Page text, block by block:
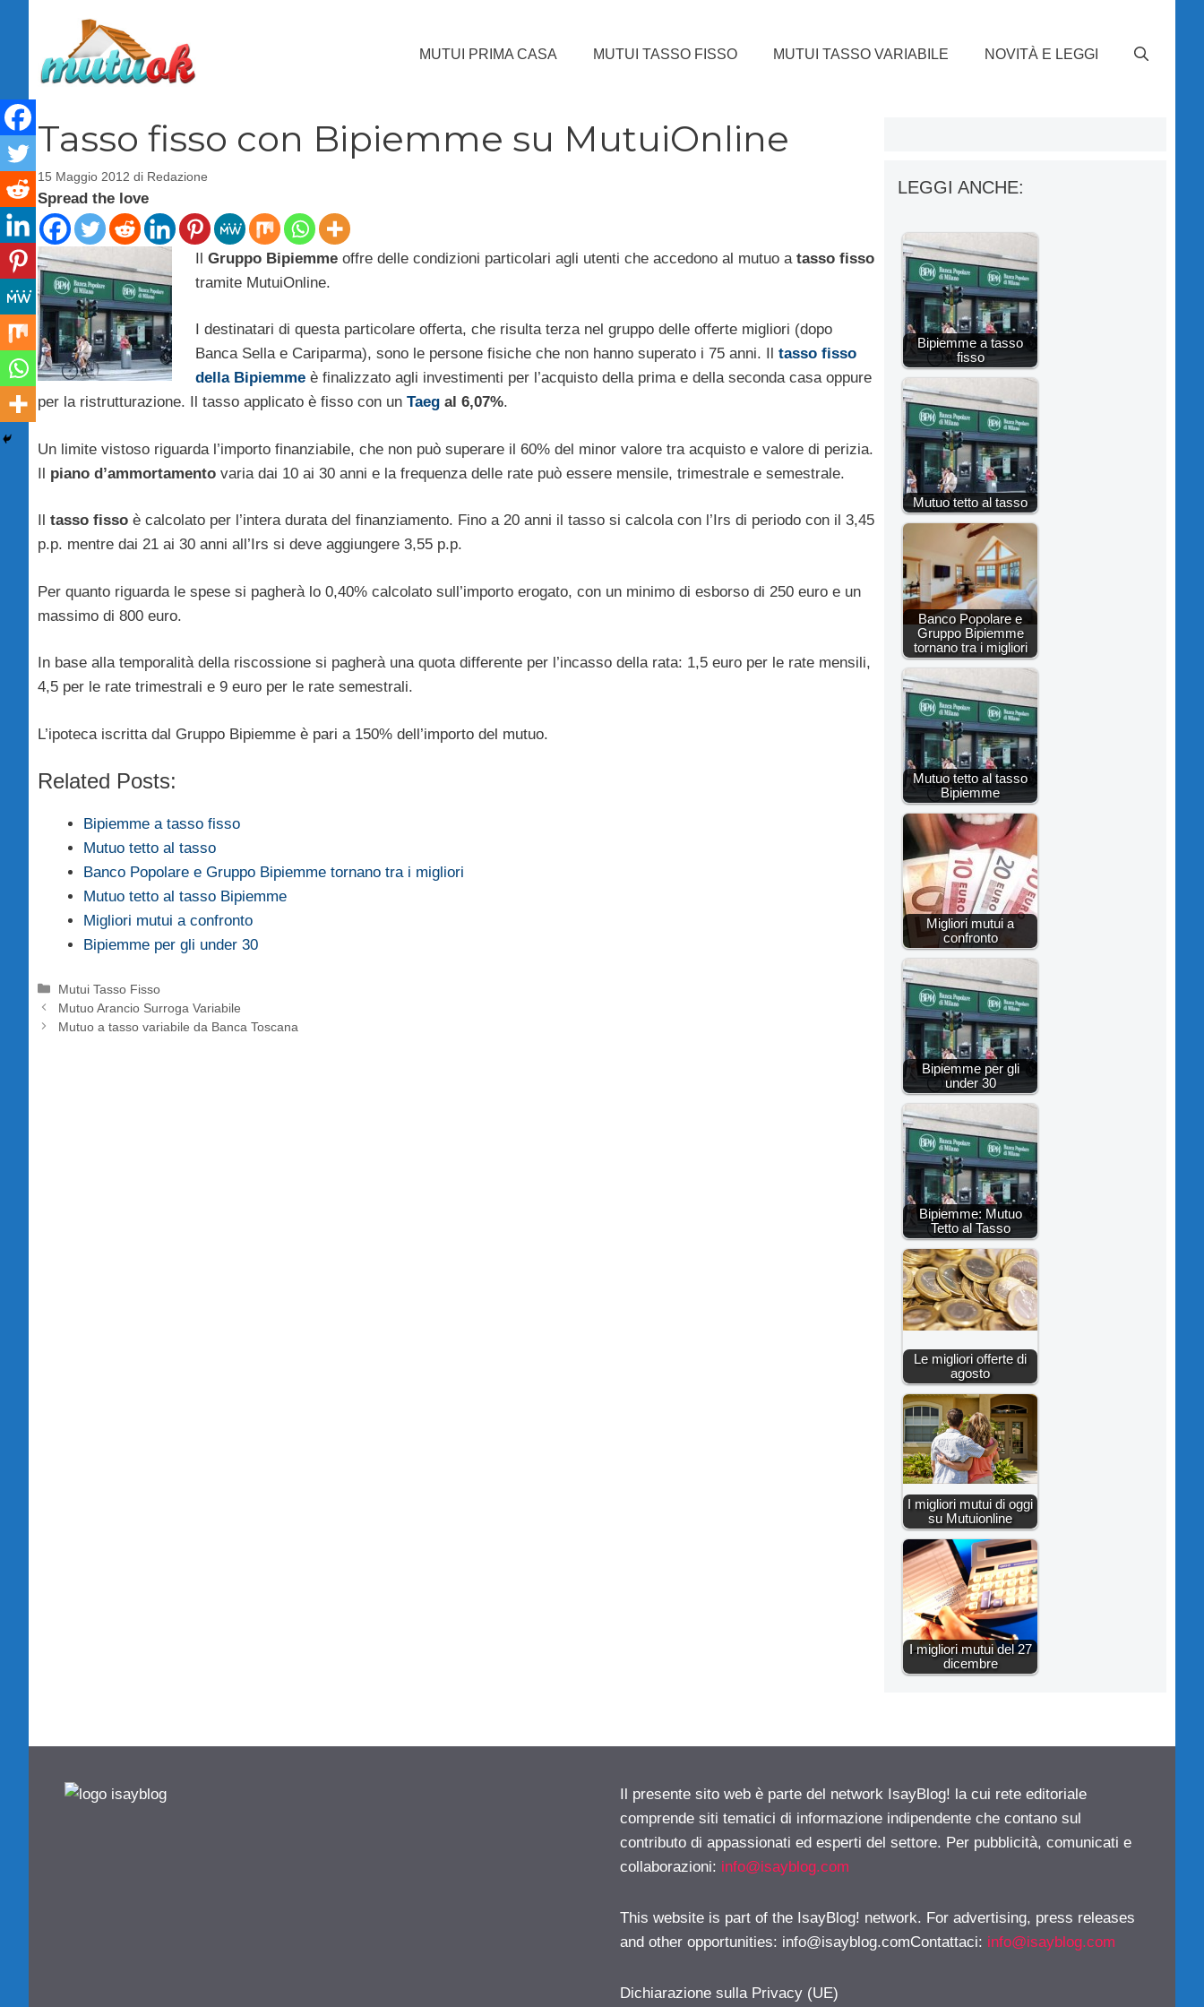
contenuto
MUTUI PRIMA CASA MUTUI TASSO FISSO MUTUI TASSO VARIABILE NOVITÀ E LEGGI
Tasso fisso con Bipiemme su MutuiOnline
15 Maggio 2012 di Redazione
Spread the love
Il Gruppo Bipiemmeoffre delle condizioni particolari agli utenti che accedono al mutuo a tasso fisso
tramite MutuiOnline.
I destinatari di questa particolare offerta, che risulta terza nel gruppo delle offerte migliori (dopo
Banca Sella e Cariparma), sono le persone fisiche che non hanno superato i 75 anni. Il tasso fisso
della Bipiemme è finalizzato agli investimenti per l’acquisto della prima e della seconda casa oppure
per la ristrutturazione. Il tasso applicato è fisso con un Taeg al 6,07%.
Un limite vistoso riguarda l’importo finanziabile, che non può superare il 60% del minor valore tra acquisto e valore di perizia.
Il piano d’ammortamento varia dai 10 ai 30 anni e la frequenza delle rate può essere mensile, trimestrale e semestrale.
Il tasso fisso è calcolato per l’intera durata del finanziamento. Fino a 20 anni il tasso si calcola con l’Irs di periodo con il 3,45
p.p. mentre dai 21 ai 30 anni all’Irs si deve aggiungere 3,55 p.p.
Per quanto riguarda le spese si pagherà lo 0,40% calcolato sull’importo erogato, con un minimo di esborso di 250 euro e un
massimo di 800 euro.
In base alla temporalità della riscossione si pagherà una quota differente per l’incasso della rata: 1,5 euro per le rate mensili,
4,5 per le rate trimestrali e 9 euro per le rate semestrali.
L’ipoteca iscritta dal Gruppo Bipiemme è pari a 150% dell’importo del mutuo.
Related Posts:
Bipiemme a tasso fisso
Mutuo tetto al tasso
Banco Popolare e Gruppo Bipiemme tornano tra i migliori
Mutuo tetto al tasso Bipiemme
Migliori mutui a confronto
Bipiemme per gli under 30
Categorie
Mutui Tasso Fisso
Mutuo Arancio Surroga Variabile
Mutuo a tasso variabile da Banca Toscana
LEGGI ANCHE:
Bipiemme a tasso
fisso
Mutuo tetto al tasso
Banco Popolare e
Gruppo Bipiemme
tornano tra i migliori
Mutuo tetto al tasso
Bipiemme
Migliori mutui a
confronto
Bipiemme per gli
under 30
Bipiemme: Mutuo
Tetto al Tasso
Le migliori offerte di
agosto
I migliori mutui di oggi
su Mutuionline
I migliori mutui del 27
dicembre
Il presente sito web è parte del network IsayBlog! la cui rete editoriale
comprende siti tematici di informazione indipendente che contano sul
contributo di appassionati ed esperti del settore. Per pubblicità, comunicati e
collaborazioni: info@isayblog.com
This website is part of the IsayBlog! network. For advertising, press releases
and other opportunities: info@isayblog.comContattaci: info@isayblog.com
Dichiarazione sulla Privacy (UE)